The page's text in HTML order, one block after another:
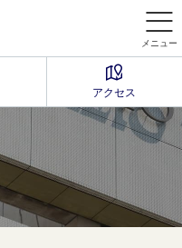
メニュー
アクセス